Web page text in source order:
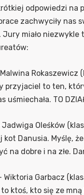
odpowiedzi na
zachwyciły nas
miało niezwykle
Rokaszewicz
przyjaciel to ten,
uśmiechała. TO
Jadwiga Oleśków
kot Danusia. Myślę,
na dobre i na złe.
Wiktoria Garbacz
ktoś, kto się ze